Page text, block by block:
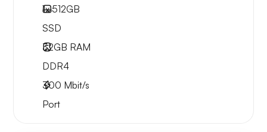
1x512GB
SSD
32GB RAM
DDR4
300 Mbit/s
Port